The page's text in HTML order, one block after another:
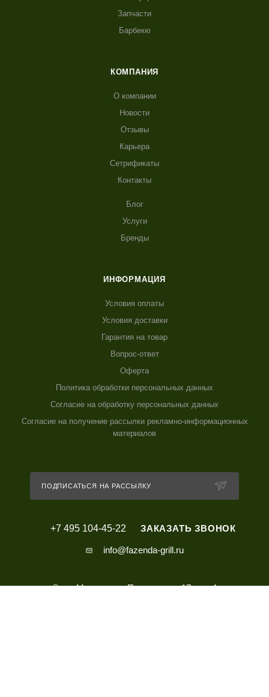
Запчасти
Барбекю
КОМПАНИЯ
О компании
Новости
Отзывы
Карьера
Сетрификаты
Контакты
Блог
Услуги
Бренды
ИНФОРМАЦИЯ
Условия оплаты
Условия доставки
Гарантия на товар
Вопрос-ответ
Оферта
Политика обработки персональных данных
Согласие на обработку персональных данных
Согласие на получение рассылки рекламно-информационных
материалов
ПОДПИСАТЬСЯ НА РАССЫЛКУ
+7 495 104-45-22 ЗАКАЗАТЬ ЗВОНОК
info@fazenda-grill.ru
г. Москва, ул. Петровка, д. 17, стр 4